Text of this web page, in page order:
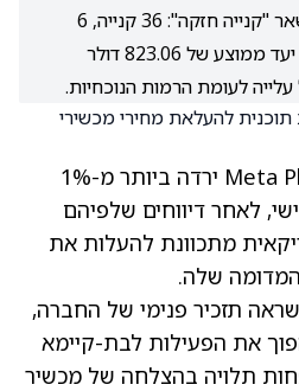
דירוג האנליסטים למטא נשאר "קנייה חזקה": 36 קנייה, 6
החזק ו־1 מכירה, עם מחיר יעד ממוצע של 823.06 דולר
ירדה ביותר מ-1%
לאחר דיווחים שלפיהם
מתכוונת להעלות את
שלה.
תזכיר פנימי של החברה,
את הפעילות לבת-קיימא
תלויה בהצלחה של מכשיר